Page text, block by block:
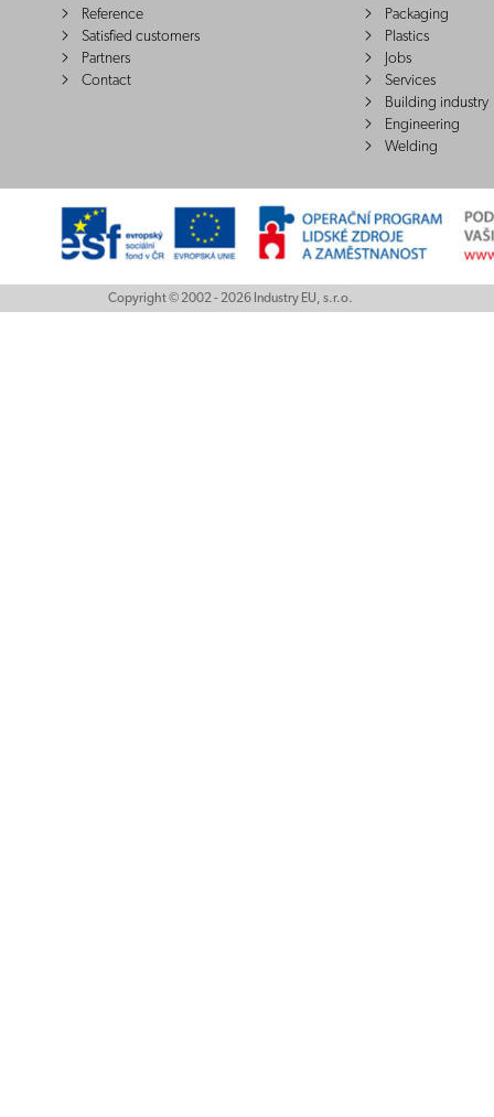
Reference
Satisfied customers
Partners
Contact
Packaging
Plastics
Jobs
Services
Building industry
Engineering
Welding
Copyright © 2002 - 2026 Industry EU, s.r.o.